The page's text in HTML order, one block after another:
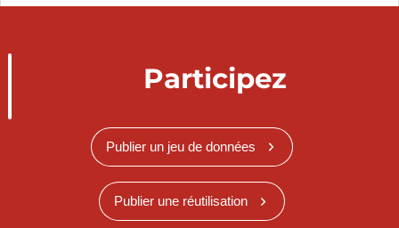
Participez
Publier un jeu de données
Publier une réutilisation